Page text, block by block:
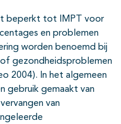
beperkt tot IMPT voor
en problemen
worden benoemd bij
gezondheidsproblemen
2004). In het algemeen
gebruik gemaakt van
van